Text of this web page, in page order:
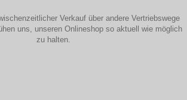
Verkauf über andere Vertriebswege
uns, unseren Onlineshop so aktuell wie möglich
zu halten.